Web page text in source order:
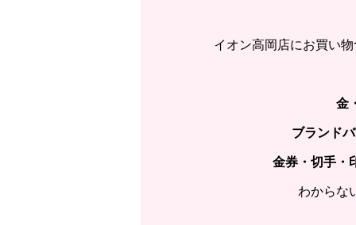
イオン高岡店にお買い
金
ブランド
金券・切手・
わからな